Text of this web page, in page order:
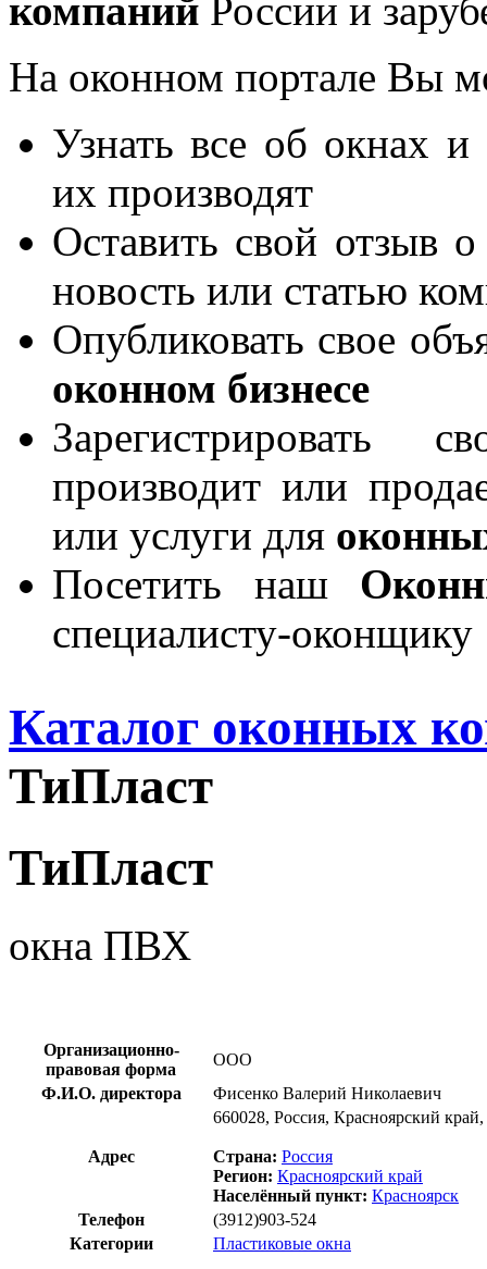
компаний России и
На оконном портале Вы
Узнать все об окнах и
их производят
Оставить свой отзыв
новость или статью
Опубликовать свое
оконном бизнесе
производит или
или услуги для
Посетить наш
специалисту-оконщику
Каталог оконных
ТиПласт
ТиПласт
окна ПВХ
Организационно-
правовая форма
ООО
Ф.И.О. директора
Фисенко Валерий Николаевич
Адрес
660028, Россия, Красноярский
Страна: Россия
Регион: Красноярский край
Населённый пункт: Красноярск
Телефон
(3912)903-524
Категории
Пластиковые окна